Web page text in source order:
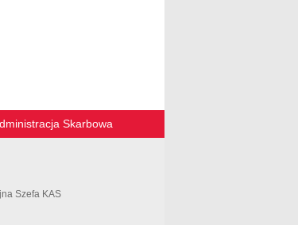
Skarbowa
Szefa KAS